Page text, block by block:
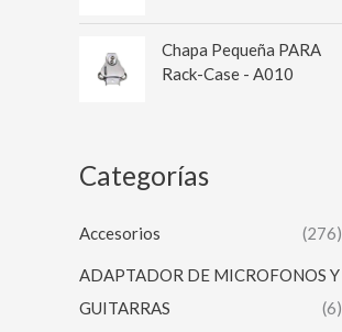
Chapa Pequeña PARA
Rack-Case - A010
Categorías
Accesorios (276)
ADAPTADOR DE MICROFONOS Y
GUITARRAS
(6)